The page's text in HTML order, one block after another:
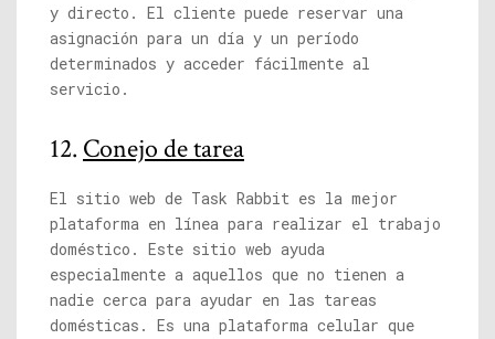
y directo. El cliente puede reservar una
asignación para un día y un período
determinados y acceder fácilmente al
servicio.
12. Conejo de tarea
El sitio web de Task Rabbit es la mejor
plataforma en línea para realizar el trabajo
doméstico. Este sitio web ayuda
especialmente a aquellos que no tienen a
nadie cerca para ayudar en las tareas
domésticas. Es una plataforma celular que